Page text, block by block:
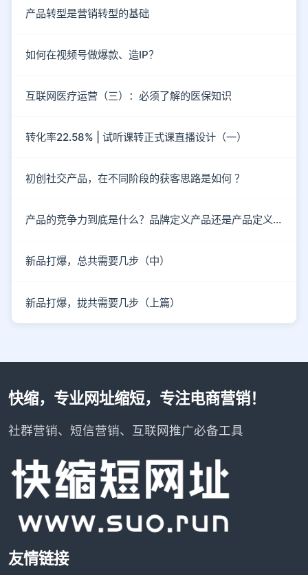
产品转型是营销转型的基础
如何在视频号做爆款、造IP？
互联网医疗运营（三）：必须了解的医保知识
转化率22.58% | 试听课转正式课直播设计（一）
初创社交产品，在不同阶段的获客思路是如何 ？
产品的竞争力到底是什么？品牌定义产品还是产品定义品牌?
新品打爆，总共需要几步（中）
新品打爆，拢共需要几步（上篇）
快缩，专业网址缩短，专注电商营销！
社群营销、短信营销、互联网推广必备工具
友情链接